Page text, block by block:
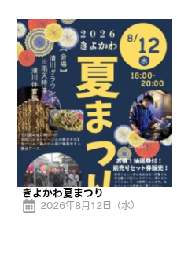
きよかわ夏まつり
2026年8月12日（水）